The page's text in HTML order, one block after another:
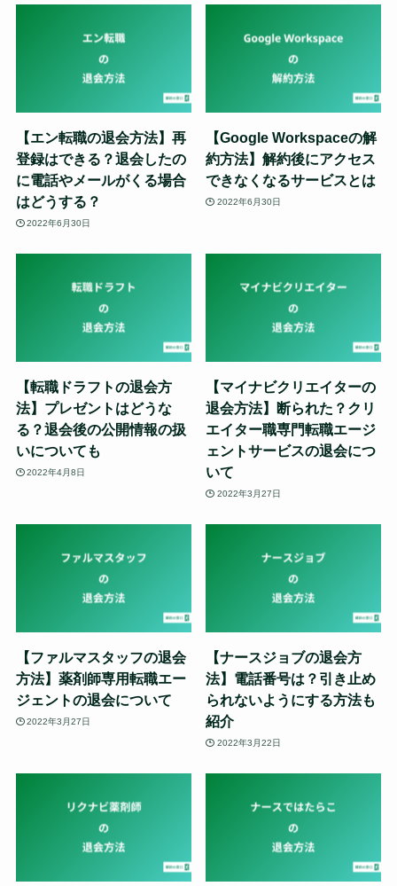
【エン転職の退会方法】再
登録はできる？退会したの
に電話やメールがくる場合
はどうする？
2022年6月30日
【Google Workspaceの解
約方法】解約後にアクセス
できなくなるサービスとは
2022年6月30日
【転職ドラフトの退会方
法】プレゼントはどうな
る？退会後の公開情報の扱
いについても
2022年4月8日
【マイナビクリエイターの
退会方法】断られた？クリ
エイター職専門転職エージ
ェントサービスの退会につ
いて
2022年3月27日
【ファルマスタッフの退会
方法】薬剤師専用転職エー
ジェントの退会について
2022年3月27日
【ナースジョブの退会方
法】電話番号は？引き止め
られないようにする方法も
紹介
2022年3月22日